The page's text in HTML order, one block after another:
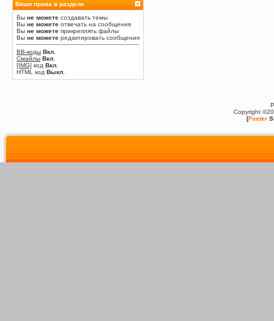
Ваши права в разделе
Вы не можете создавать темы
Вы не можете отвечать на сообщения
Вы не можете прикреплять файлы
Вы не можете редактировать сообщения
BB-коды Вкл.
Смайлы Вкл.
[IMG] код Вкл.
HTML код Выкл.
Copyright
[Foxter